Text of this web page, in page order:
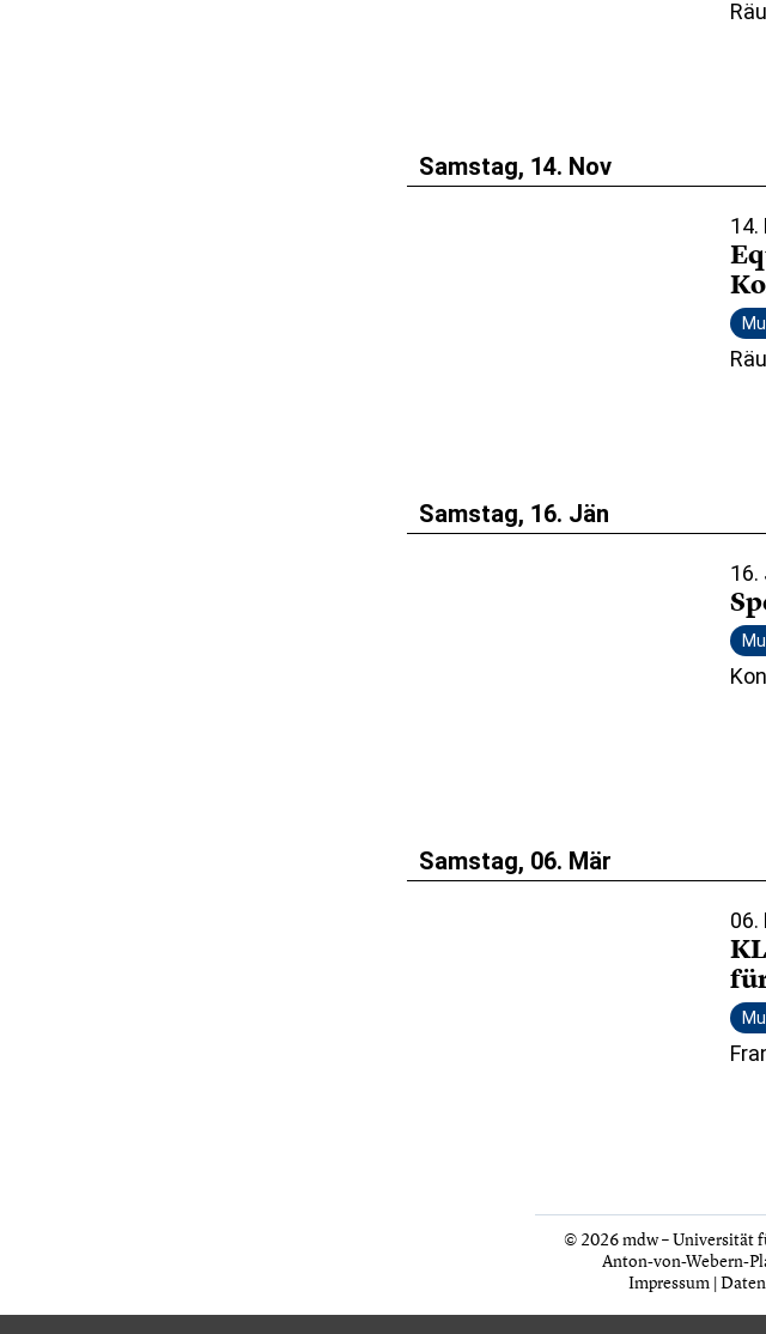
Samstag, 14. Nov
14.
Samstag, 16. Jän
16.
Samstag, 06. Mär
06.
© 2026 mdw – Universität
Anton-von-Webern-
Impressum|